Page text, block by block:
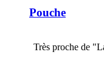
Pouche
Très proche de